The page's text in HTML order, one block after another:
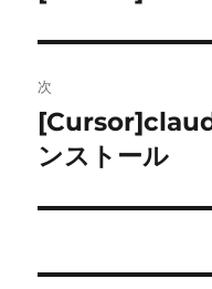
ビ
ゲ
ー
シ
投
稿:
次
次
の
稿:
ンストール